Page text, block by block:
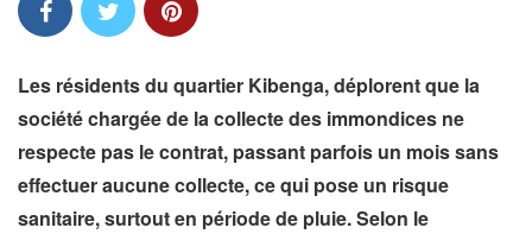
Les résidents du quartier Kibenga, déplorent que la
société chargée de la collecte des immondices ne
respecte pas le contrat, passant parfois un mois sans
effectuer aucune collecte, ce qui pose un risque
sanitaire, surtout en période de pluie. Selon le